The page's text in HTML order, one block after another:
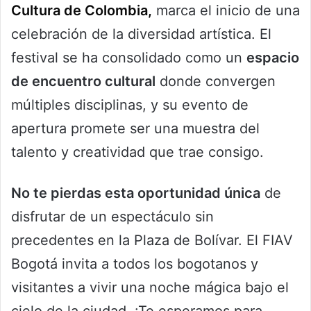
Cultura de Colombia, marca el inicio de una
celebración de la diversidad artística. El
festival se ha consolidado como un espacio
de encuentro cultural donde convergen
múltiples disciplinas, y su evento de
apertura promete ser una muestra del
talento y creatividad que trae consigo.
No te pierdas esta oportunidad única de
disfrutar de un espectáculo sin
precedentes en la Plaza de Bolívar. El FIAV
Bogotá invita a todos los bogotanos y
visitantes a vivir una noche mágica bajo el